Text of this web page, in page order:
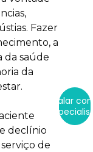
Falar
Fazer
a
da saúde
da
declínio
de